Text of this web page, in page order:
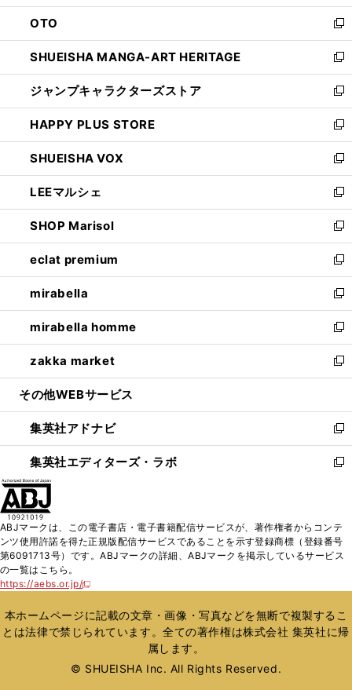
ウ
で
開
く
ン
ド
ウ
で
開
く
OTO
新
し
い
ウ
ィ
ン
ド
ウ
で
開
く
SHUEISHA MANGA-ART HERITAGE
新
し
い
ウ
ィ
ン
ド
ウ
で
開
く
ジャンプキャラクターズストア
新
し
い
ウ
ィ
ン
ド
ウ
で
開
く
HAPPY PLUS STORE
新
し
い
ウ
ィ
ン
ド
ウ
で
開
く
SHUEISHA VOX
新
し
い
ウ
ィ
ン
ド
ウ
で
開
く
LEEマルシェ
新
し
い
ウ
ィ
ン
ド
ウ
で
開
く
SHOP Marisol
新
し
い
ウ
ィ
ン
ド
ウ
で
開
eclat premium
新
し
い
ウ
ィ
ン
ド
ウ
開
く
mirabella
新
し
い
ウ
ィ
ン
ウ
で
開
く
mirabella homme
新
し
い
ウ
ン
ド
ウ
で
zakka market
新
し
ウ
ィ
ン
ド
く
その他WEBサービス
集英社アドナビ
新
し
い
ド
ウ
で
集英社エディターズ・ラボ
新
ィ
ン
ド
開
く
ABJマークは、この電子書店・電子書籍配信サービスが、著作権者からコンテ
ンツ使用許諾を得た正規版配信サービスであることを示す登録商標（登録番号
第6091713号）です。ABJマークの詳細、ABJマークを掲示しているサービス
の一覧はこちら。
https://aebs.or.jp/
新
い
ウ
ィ
ウ
本ホームページに記載の文章・画像・写真などを無断で複製するこ
とは法律で禁じられています。全ての著作権は株式会社 集英社に帰
属します。
© SHUEISHA Inc. All Rights Reserved.